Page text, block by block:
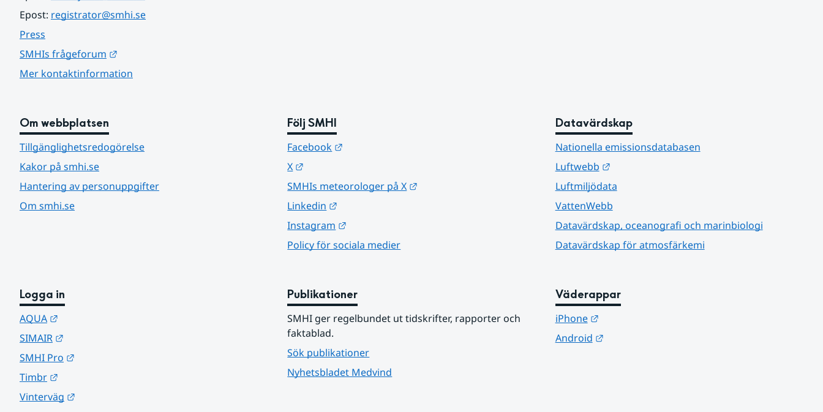
Epost: registrator@smhi.se
Press
SMHIs frågeforum
Mer kontaktinformation
Om webbplatsen
Tillgänglighetsredogörelse
Kakor på smhi.se
Hantering av personuppgifter
Om smhi.se
Följ SMHI
Facebook
X
SMHIs meteorologer på X
Linkedin
Instagram
Policy för sociala medier
Datavärdskap
Nationella emissionsdatabasen
Luftwebb
Länk till annan webbplats.
Luftmiljödata
VattenWebb
Datavärdskap, oceanografi och marinbiologi
Datavärdskap för atmosfärkemi
Logga in
AQUA
SIMAIR
SMHI Pro
Timbr
Vinterväg
Publikationer
SMHI ger regelbundet ut tidskrifter, rapporter och
faktablad.
Sök publikationer
Nyhetsbladet Medvind
Väderappar
iPhone
Länk till annan webbplats.
Android
Länk till annan webbplats.